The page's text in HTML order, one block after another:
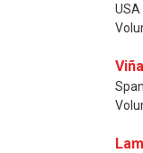
USA